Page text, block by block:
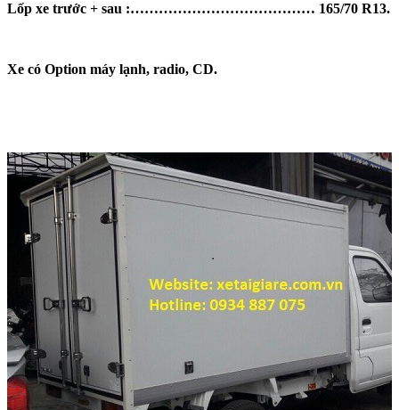
Lốp xe trước + sau :………………………………… 165/70 R13.
Xe có Option máy lạnh, radio, CD.